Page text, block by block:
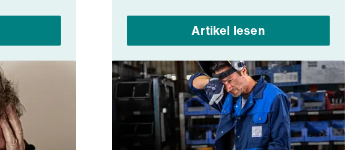
Artikel lesen